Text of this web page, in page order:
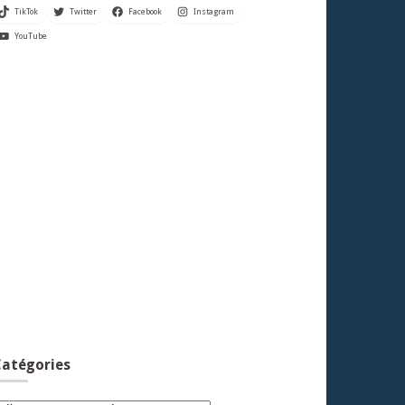
TikTok Twitter Facebook Instagram
YouTube